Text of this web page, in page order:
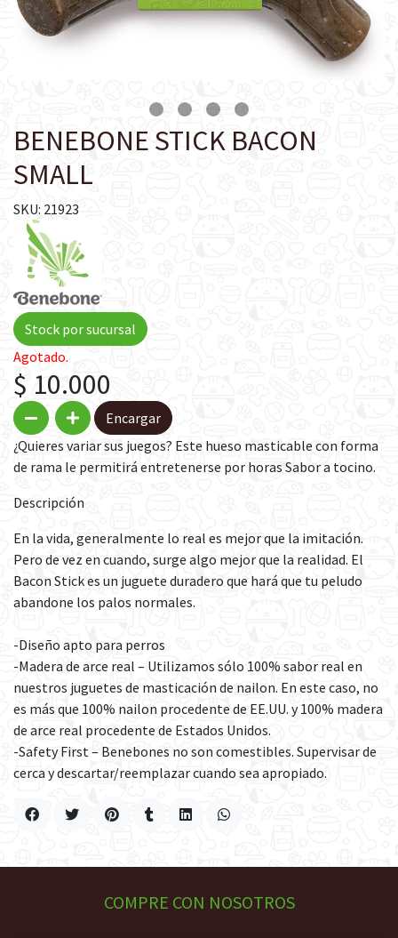
BENEBONE STICK BACON
SMALL
SKU: 21923
Stock por sucursal
Agotado.
$ 10.000
Encargar
¿Quieres variar sus juegos? Este hueso masticable con forma
de rama le permitirá entretenerse por horas Sabor a tocino.
Descripción
En la vida, generalmente lo real es mejor que la imitación.
Pero de vez en cuando, surge algo mejor que la realidad. El
Bacon Stick es un juguete duradero que hará que tu peludo
abandone los palos normales.
-Diseño apto para perros
-Madera de arce real – Utilizamos sólo 100% sabor real en
nuestros juguetes de masticación de nailon. En este caso, no
es más que 100% nailon procedente de EE.UU. y 100% madera
de arce real procedente de Estados Unidos.
-Safety First – Benebones no son comestibles. Supervisar de
cerca y descartar/reemplazar cuando sea apropiado.
COMPRE CON NOSOTROS